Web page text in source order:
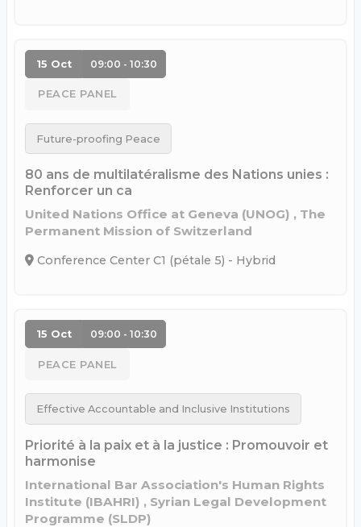
15 Oct 09:00 - 10:30
PEACE PANEL
Future-proofing Peace
80 ans de multilatéralisme des Nations unies :
Renforcer un ca
United Nations Office at Geneva (UNOG) , The
Permanent Mission of Switzerland
Conference Center C1 (pétale 5) - Hybrid
15 Oct 09:00 - 10:30
PEACE PANEL
Effective Accountable and Inclusive Institutions
Priorité à la paix et à la justice : Promouvoir et
harmonise
International Bar Association's Human Rights
Institute (IBAHRI) , Syrian Legal Development
Programme (SLDP)